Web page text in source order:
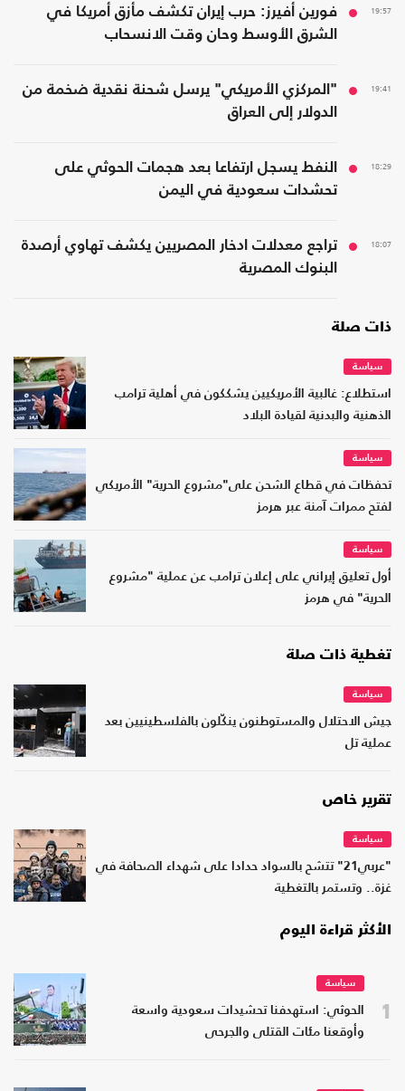
19:57
فورين أفيرز: حرب إيران تكشف مأزق أمريكا في
الشرق الأوسط وحان وقت الانسحاب
19:41
"المركزي الأمريكي" يرسل شحنة نقدية ضخمة من
الدولار إلى العراق
18:29
النفط يسجل ارتفاعا بعد هجمات الحوثي على
تحشدات سعودية في اليمن
18:07
تراجع معدلات ادخار المصريين يكشف تهاوي أرصدة
البنوك المصرية
ذات صلة
سياسة
استطلاع: غالبية الأمريكيين يشككون في أهلية ترامب
الذهنية والبدنية لقيادة البلاد
سياسة
تحفظات في قطاع الشحن على"مشروع الحرية" الأمريكي
لفتح ممرات آمنة عبر هرمز
سياسة
أول تعليق إيراني على إعلان ترامب عن عملية "مشروع
الحرية" في هرمز
تغطية ذات صلة
سياسة
جيش الاحتلال والمستوطنون ينكّلون بالفلسطينيين بعد
عملية تل
تقرير خاص
سياسة
"عربي21" تتشح بالسواد حدادا على شهداء الصحافة في
غزة.. وتستمر بالتغطية
الأكثر قراءة اليوم
1
سياسة
الحوثي: استهدفنا تحشيدات سعودية واسعة
وأوقعنا مئات القتلى والجرحى